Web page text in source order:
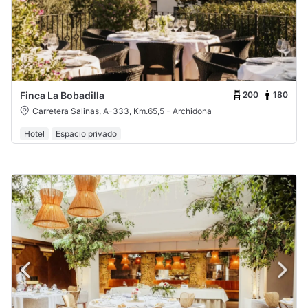
Finca La Bobadilla 200
180
Carretera Salinas, A-333, Km.65,5 - Archidona
Hotel Espacio privado